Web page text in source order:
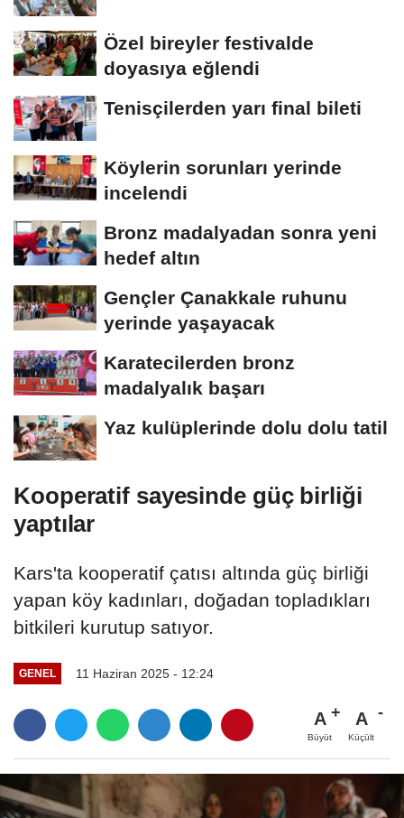
Özel bireyler festivalde
doyasıya eğlendi
Tenisçilerden yarı final bileti
Köylerin sorunları yerinde
incelendi
Bronz madalyadan sonra yeni
hedef altın
Gençler Çanakkale ruhunu
yerinde yaşayacak
Karatecilerden bronz
madalyalık başarı
Yaz kulüplerinde dolu dolu tatil
Kooperatif sayesinde güç birliği
yaptılar
Kars'ta kooperatif çatısı altında güç birliği
yapan köy kadınları, doğadan topladıkları
bitkileri kurutup satıyor.
GENEL 11 Haziran 2025 - 12:24
A
Büyüt
A
Küçült